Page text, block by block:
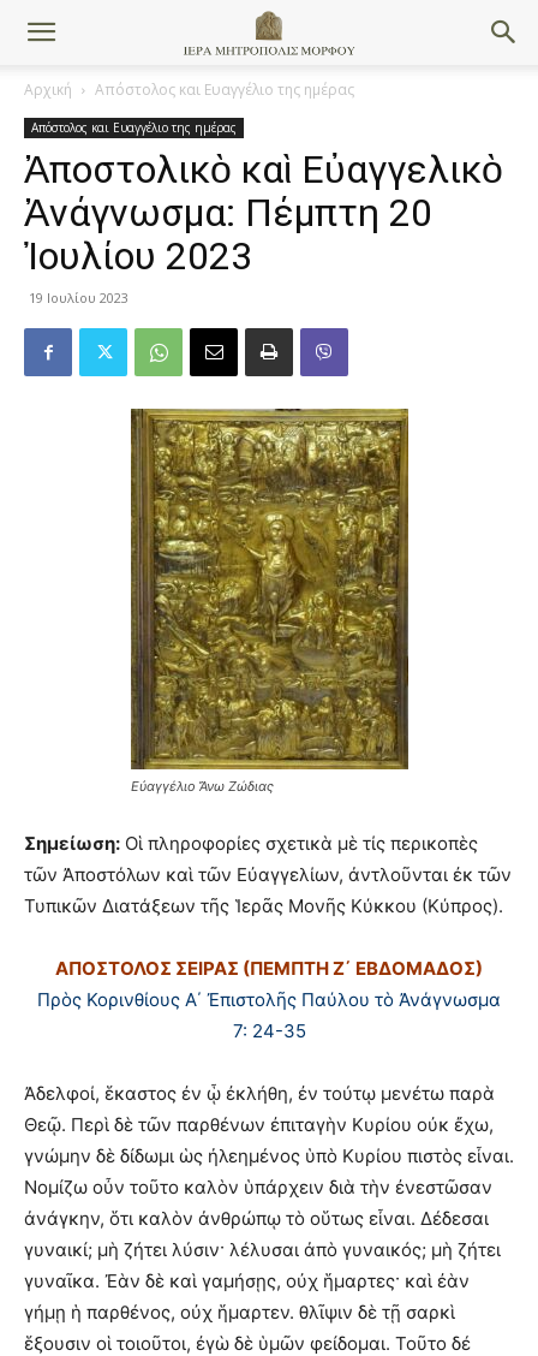
Αρχική Απόστολος και Ευαγγέλιο της ημέρας
Απόστολος και Ευαγγέλιο της ημέρας
Ἀποστολικὸ καὶ Εὐαγγελικὸ
Ἀνάγνωσμα: Πέμπτη 20
Ἰουλίου 2023
19 Ιουλίου 2023
Εὐαγγέλιο Ἄνω Ζώδιας
Σημείωση: Οἱ πληροφορίες σχετικὰ μὲ τίς περικοπὲς
τῶν Ἀποστόλων καὶ τῶν Εὐαγγελίων, ἀντλοῦνται ἐκ τῶν
Τυπικῶν Διατάξεων τῆς Ἱερᾶς Μονῆς Κύκκου (Κύπρος).
ΑΠΟΣΤΟΛΟΣ ΣΕΙΡΑΣ (ΠΕΜΠΤΗ Ζ΄ ΕΒΔΟΜΑΔΟΣ)
Πρὸς Κορινθίους Α΄ Ἐπιστολῆς Παύλου τὸ Ἀνάγνωσμα
7: 24-35
Ἀδελφοί, ἕκαστος ἐν ᾧ ἐκλήθη, ἐν τούτῳ μενέτω παρὰ
Θεῷ. Περὶ δὲ τῶν παρθένων ἐπιταγὴν Κυρίου οὐκ ἔχω,
γνώμην δὲ δίδωμι ὡς ἠλεημένος ὑπὸ Κυρίου πιστὸς εἶναι.
Νομίζω οὖν τοῦτο καλὸν ὑπάρχειν διὰ τὴν ἐνεστῶσαν
ἀνάγκην, ὅτι καλὸν ἀνθρώπῳ τὸ οὕτως εἶναι. Δέδεσαι
γυναικί; μὴ ζήτει λύσιν· λέλυσαι ἀπὸ γυναικός; μὴ ζήτει
γυναῖκα. Ἐὰν δὲ καὶ γαμήσῃς, οὐχ ἥμαρτες· καὶ ἐὰν
γήμῃ ἡ παρθένος, οὐχ ἥμαρτεν. θλῖψιν δὲ τῇ σαρκὶ
ἕξουσιν οἱ τοιοῦτοι, ἐγὼ δὲ ὑμῶν φείδομαι. Τοῦτο δέ